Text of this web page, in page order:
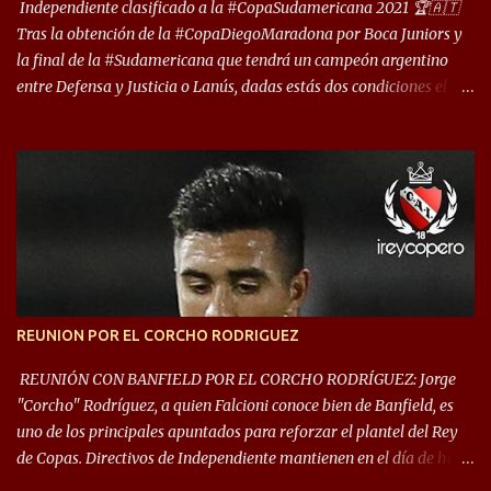
deporte”, afirmó Facundo Moyano. “Creo que Avellaneda...
Independiente clasificado a la #CopaSudamericana 2021 🏆🇦🇹
Tras la obtención de la #CopaDiegoMaradona por Boca Juniors y
la final de la #Sudamericana que tendrá un campeón argentino
entre Defensa y Justicia o Lanús, dadas estás dos condiciones el
que iniciará en fase de grupos con 6 partidos, de los cuales sólo los
primeros de cada grupo jugarán los 8vos. con los 3ros. mejores de
las fases de grupos de la #CopaLibertadores 2021. ¡Este año hay
noche de Copas Rey! ⚽🇦🇹👑🏆.
REUNION POR EL CORCHO RODRIGUEZ
REUNIÓN CON BANFIELD POR EL CORCHO RODRÍGUEZ: Jorge
"Corcho" Rodríguez, a quien Falcioni conoce bien de Banfield, es
uno de los principales apuntados para reforzar el plantel del Rey
de Copas. Directivos de Independiente mantienen en el día de hoy